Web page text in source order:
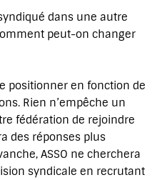
dans une autre
peut-on changer
positionner en fonction de
Rien n’empêche un
fédération de rejoindre
des réponses plus
ASSO ne cherchera
syndicale en recrutant